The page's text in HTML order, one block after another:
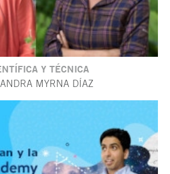
Y TÉCNICA
MYRNA DÍAZ